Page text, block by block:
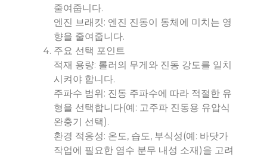
줄여줍니다.
엔진 브래킷: 엔진 진동이 동체에 미치는 영
향을 줄여줍니다.
주요 선택 포인트
적재 용량: 롤러의 무게와 진동 강도를 일치
시켜야 합니다.
주파수 범위: 진동 주파수에 따라 적절한 유
형을 선택합니다(예: 고주파 진동용 유압식
완충기 선택).
환경 적응성: 온도, 습도, 부식성(예: 바닷가
작업에 필요한 염수 분무 내성 소재)을 고려